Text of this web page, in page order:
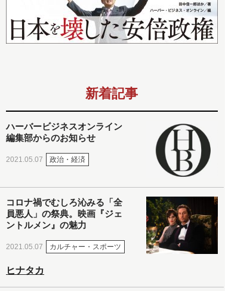
新着記事
ハーバービジネスオンライン
編集部からのお知らせ
2021.05.07 政治・経済
コロナ禍でむしろ沁みる「全
員悪人」の祭典。映画『ジェ
ントルメン』の魅力
2021.05.07 カルチャー・スポーツ
ヒナタカ